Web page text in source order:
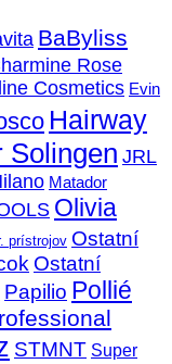
BaByliss
Rose
Cosmetics Evin
Hairway
Solingen JRL
Matador
Olivia
prístrojov Ostatní
Ostatní
Papilio Pollié
STMNT Super